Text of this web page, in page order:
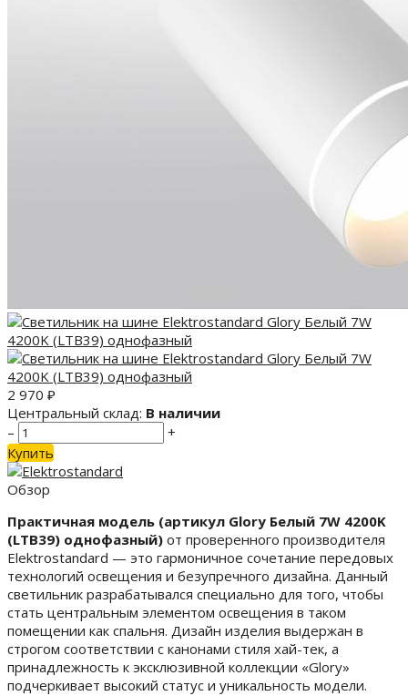
2 970 ₽
Центральный склад: В наличии
–
+
Купить
Обзор
Практичная модель (артикул Glory Белый 7W 4200K
(LTB39) однофазный) от проверенного производителя
Elektrostandard — это гармоничное сочетание передовых
технологий освещения и безупречного дизайна. Данный
светильник разрабатывался специально для того, чтобы
стать центральным элементом освещения в таком
помещении как спальня. Дизайн изделия выдержан в
строгом соответствии с канонами стиля хай-тек, а
принадлежность к эксклюзивной коллекции «Glory»
подчеркивает высокий статус и уникальность модели.